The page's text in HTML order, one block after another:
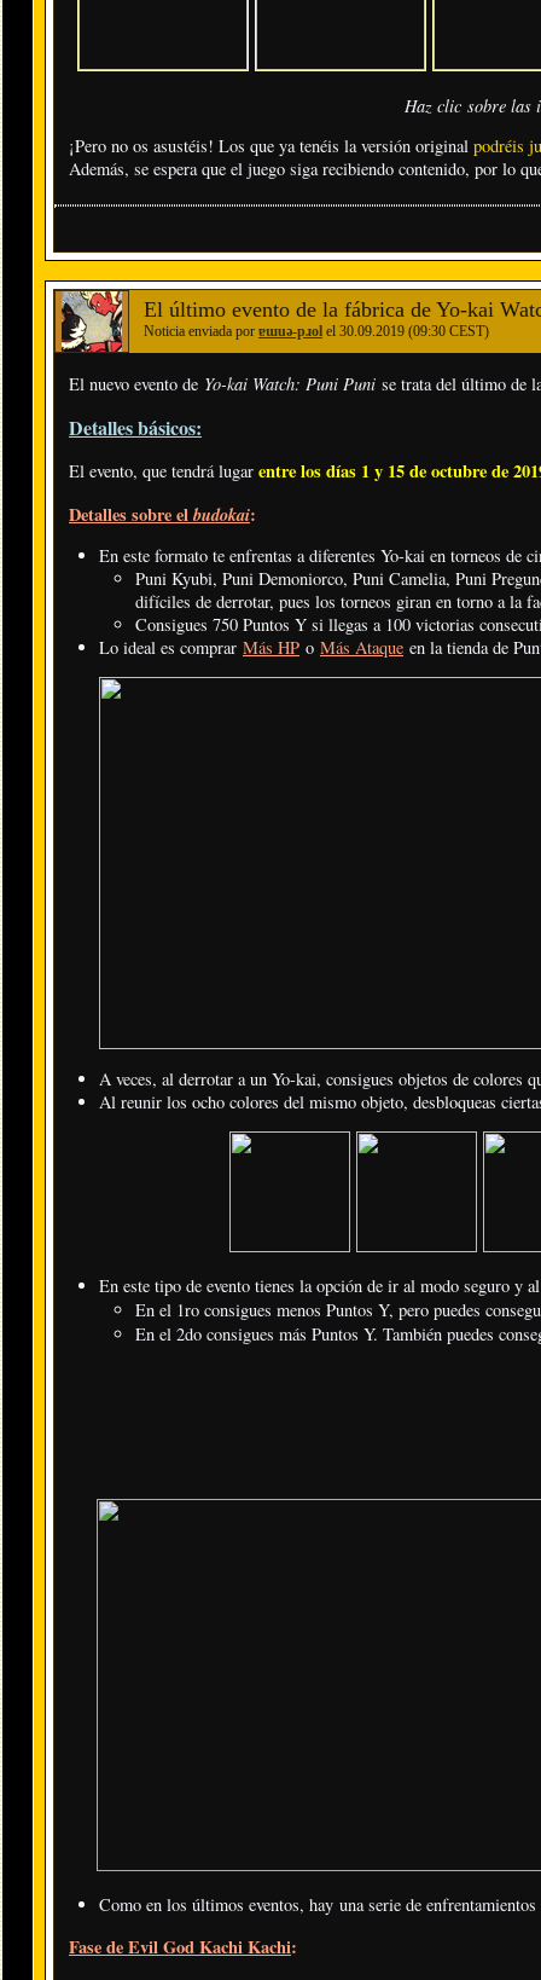
Haz clic sobre las
¡Pero no os asustéis! Los que ya tenéis la versión original podréis
Además, se espera que el juego siga recibiendo contenido, por lo
El último evento de la fábrica de Yo-kai
Noticia enviada por ɐɯuǝ-pɹol el 30.09.2019 (09:30 CEST)
El nuevo evento de Yo-kai Watch: Puni Puni se trata del último de
Detalles básicos:
El evento, que tendrá lugar entre los días 1 y 15 de octubre de
Detalles sobre elbudokai:
En este formato te enfrentas a diferentes Yo-kai en torneos de
Puni Kyubi, Puni Demoniorco, Puni Camelia, Puni
difíciles de derrotar, pues los torneos giran en torno a la
Consigues 750 Puntos Y si llegas a 100 victorias
Lo ideal es comprar Más HP o Más Ataque en la tienda de
A veces, al derrotar a un Yo-kai, consigues objetos de colores
Al reunir los ocho colores del mismo objeto, desbloqueas
En este tipo de evento tienes la opción de ir al modo seguro y
En el 1ro consigues menos Puntos Y, pero puedes
En el 2do consigues más Puntos Y. También puedes
Como en los últimos eventos, hay una serie de
Fase de Evil God Kachi Kachi: